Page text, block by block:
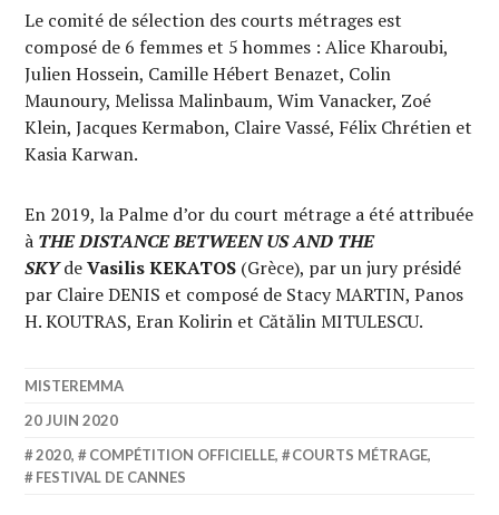
Le comité de sélection des courts métrages est
composé de 6 femmes et 5 hommes : Alice Kharoubi,
Julien Hossein, Camille Hébert Benazet, Colin
Maunoury, Melissa Malinbaum, Wim Vanacker, Zoé
Klein, Jacques Kermabon, Claire Vassé, Félix Chrétien et
Kasia Karwan.
En 2019, la Palme d’or du court métrage a été attribuée
à THE DISTANCE BETWEEN US AND THE
SKY deVasilis KEKATOS (Grèce), par un jury présidé
par Claire DENIS et composé de Stacy MARTIN, Panos
H. KOUTRAS, Eran Kolirin et Cătălin MITULESCU.
MISTEREMMA
20 JUIN 2020
2020, COMPÉTITION OFFICIELLE, COURTS MÉTRAGE,
FESTIVAL DE CANNES